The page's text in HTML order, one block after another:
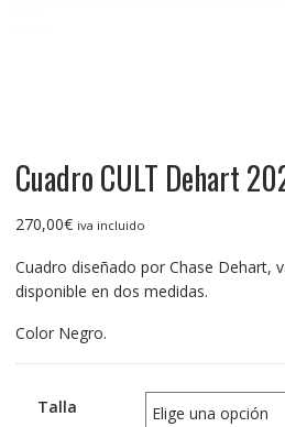
Cuadro CULT Dehart
270,00€ iva incluido
Cuadro diseñado por Chase Dehart,
disponible en dos medidas.
Color Negro.
Talla